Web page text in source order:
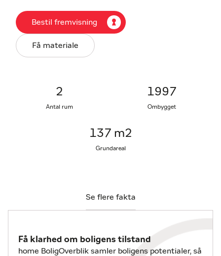
vaskemaskine.
Fra køkkenet fører en trappe til førstesalen, som
byder på tre gode disponible rum – oplagte som
Ejendommen ligger på en overskuelig grund med
med familie og venner.
Der er bus lige ved døren, så man nemt kan komme
transportforbindelser til resten af landet.
Bestil fremvisning
Få materiale
2
Antal rum
1997
Ombygget
137 m2
Grundareal
Se flere fakta
Få klarhed om boligens tilstand
home BoligOverblik samler boligens potentialer, så